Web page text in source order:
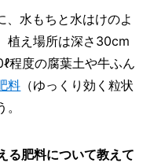
、水もちと水はけのよ
植え場所は深さ30cm
程度の腐葉土や牛ふん
料 （ゆっくり効く粒状
る肥料について教えて